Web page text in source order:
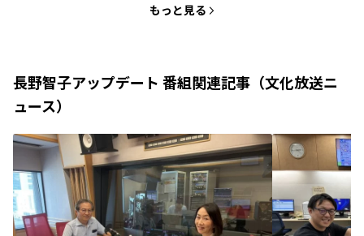
もっと見る
長野智子アップデート 番組関連記事（文化放送ニ
ュース）